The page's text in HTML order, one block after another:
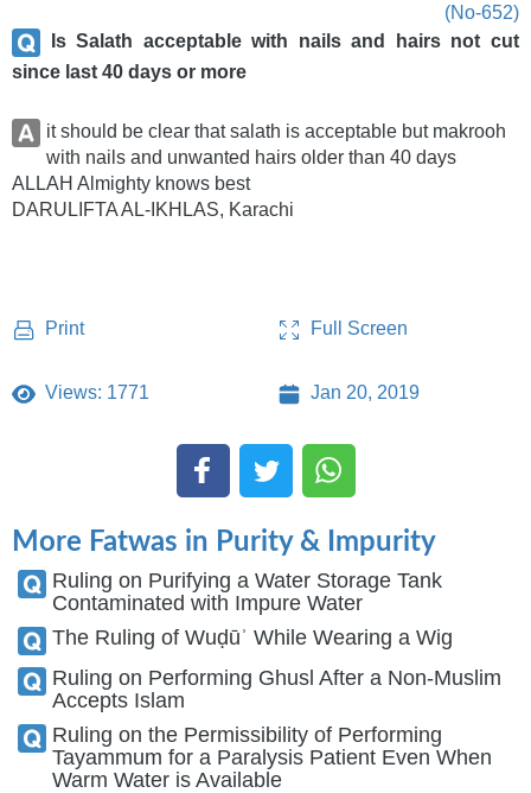
(No-652)
Is Salath acceptable with nails and hairs not cut
since last 40 days or more
it should be clear that salath is acceptable but makrooh
with nails and unwanted hairs older than 40 days
ALLAH Almighty knows best
DARULIFTA AL-IKHLAS, Karachi
Print Full Screen
Views: 1771 Jan 20, 2019
More Fatwas in Purity & Impurity
Ruling on Purifying a Water Storage Tank
Contaminated with Impure Water
The Ruling of Wuḍūʾ While Wearing a Wig
Ruling on Performing Ghusl After a Non-Muslim
Accepts Islam
Ruling on the Permissibility of Performing
Tayammum for a Paralysis Patient Even When
Warm Water is Available